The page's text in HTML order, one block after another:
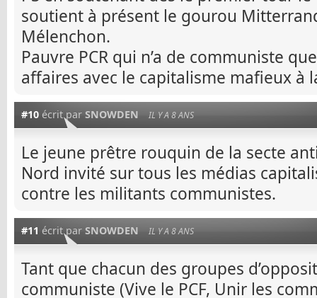
soutient à présent le gourou
Mélenchon.
Pauvre PCR qui n’a de communiste
affaires avec le capitalisme mafieux à
#10 écrit par SNOWDEN IL Y A 8 ANS
Le jeune prêtre rouquin de la secte
Nord invité sur tous les médias
contre les militants communistes.
#11 écrit par SNOWDEN IL Y A 8 ANS
Tant que chacun des groupes
communiste (Vive le PCF, Unir les